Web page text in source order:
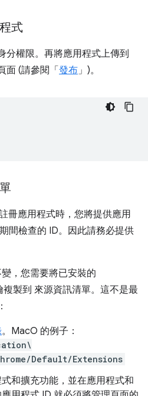
式
分權限。再將應用程式上傳到
面 (請參閱「 發布」)。
冊應用程式時，您將提供應用
間檢查的 ID。因此請務必提供
，您需要將已安裝的
複製到 來源資訊清單。這不是最
。MacO 的例子：
Default/Extensions
和擴充功能，並在應用程式和